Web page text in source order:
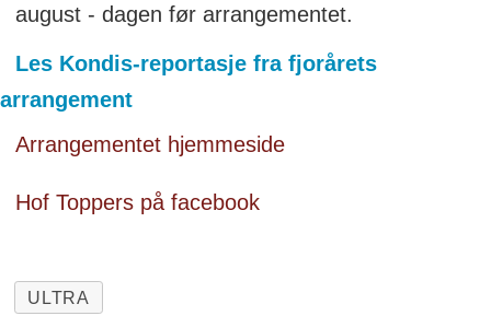
august - dagen før arrangementet.
Les Kondis-reportasje fra fjorårets
arrangement
Arrangementet hjemmeside
Hof Toppers på facebook
ULTRA